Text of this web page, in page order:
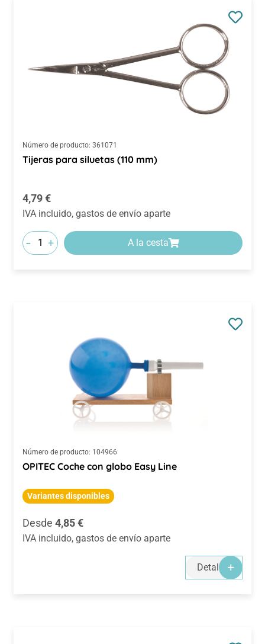
Número de producto: 361071
Tijeras para siluetas (110 mm)
Precio normal:
4,79 €
IVA incluido, gastos de envío aparte
- + A la cesta
Número de producto: 104966
OPITEC Coche con globo Easy Line
Variantes disponibles
Precio normal:
Desde 4,85 €
IVA incluido, gastos de envío aparte
Detalles